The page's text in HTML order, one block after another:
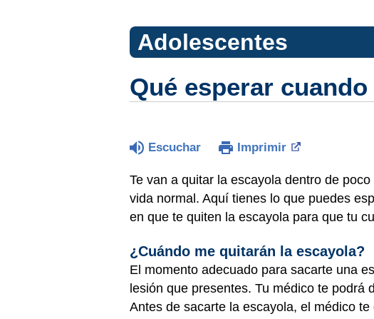
Adolescentes
Qué esperar
Escuchar Imprimir
Te van a quitar la escayola dentro de
vida normal. Aquí tienes lo que puedes
en que te quiten la escayola para que tu
¿Cuándo me quitarán la escayola?
El momento adecuado para sacarte una
lesión que presentes. Tu médico te podrá
Antes de sacarte la escayola, el médico